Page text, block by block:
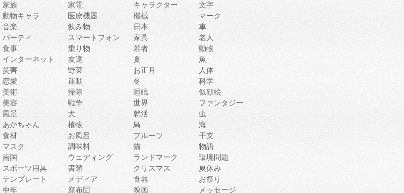
家族 家電 キャラクター
文字
動物キャラ 医療機器 機械
マーク
音楽 飲み物 日本
車
パーティ スマートフォン 家具
老人
食事 乗り物 若者
動物
インターネット 友達 夏
魚
災害 野菜 お正月
人体
恋愛 運動 冬
科学
美術 掃除 睡眠
似顔絵
美容 戦争 世界
ファンタジー
風景 犬 就活
虫
あかちゃん 植物 鳥
海
食材 お風呂 フルーツ
干支
マスク 調味料 猫
物語
南国 ウェディング ランドマーク
環境問題
スポーツ用具 書類 クリスマス
夏休み
テンプレート メディア 食器
お祭り
中年 座布団 映画 メッセージ